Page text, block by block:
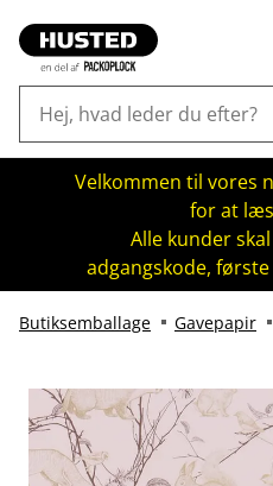
Velkommen til vores
for at
Alle kunder
adgangskode,
Butiksemballage Gavepapir